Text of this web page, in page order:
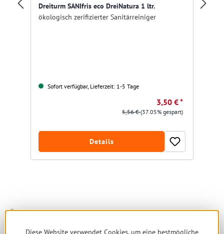
Dreiturm SANIfris eco DreiNatura 1 ltr.
ökologisch zerifizierter Sanitärreiniger
Sofort verfügbar, Lieferzeit: 1-5 Tage
3,50 € *
5,56 €(37.05% gespart)
Details
Produktgalerie überspringen
Ähnliche Produkte
Diese Website verwendet Cookies, um eine bestmögliche